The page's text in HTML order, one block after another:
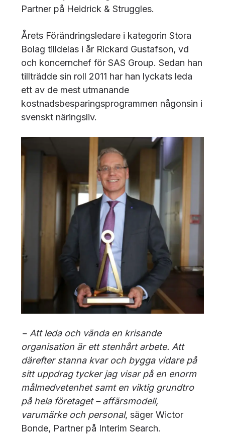
Partner på Heidrick & Struggles.
Årets Förändringsledare i kategorin Stora
Bolag tilldelas i år Rickard Gustafson, vd
och koncernchef för SAS Group. Sedan han
tillträdde sin roll 2011 har han lyckats leda
ett av de mest utmanande
kostnadsbesparingsprogrammen någonsin i
svenskt näringsliv.
− Att leda och vända en krisande
organisation är ett stenhårt arbete. Att
därefter stanna kvar och bygga vidare på
sitt uppdrag tycker jag visar på en enorm
målmedvetenhet samt en viktig grundtro
på hela företaget – affärsmodell,
varumärke och personal, säger Wictor
Bonde, Partner på Interim Search.